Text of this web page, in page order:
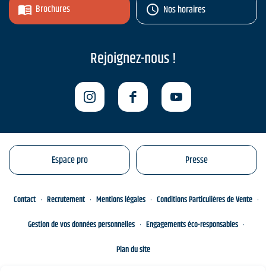
Brochures Nos horaires
Rejoignez-nous !
Espace pro Presse
Contact Recrutement Mentions légales
Conditions Particulières de Vente
Gestion de vos données personnelles
Engagements éco-responsables
Plan du site